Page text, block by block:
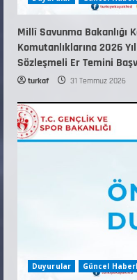
Millî Savunma Bakanlığı
Komutanlıklarına 2026
Sözleşmeli Er Temini
turkaf 31 Temmuz 2026
Duyurular Güncel